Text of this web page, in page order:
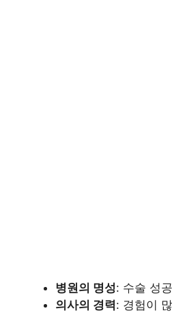
병원의 명성: 수술 성
의사의 경력: 경험이